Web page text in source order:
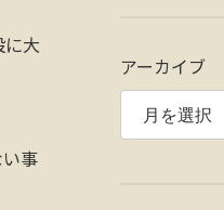
大
事
アーカイブ